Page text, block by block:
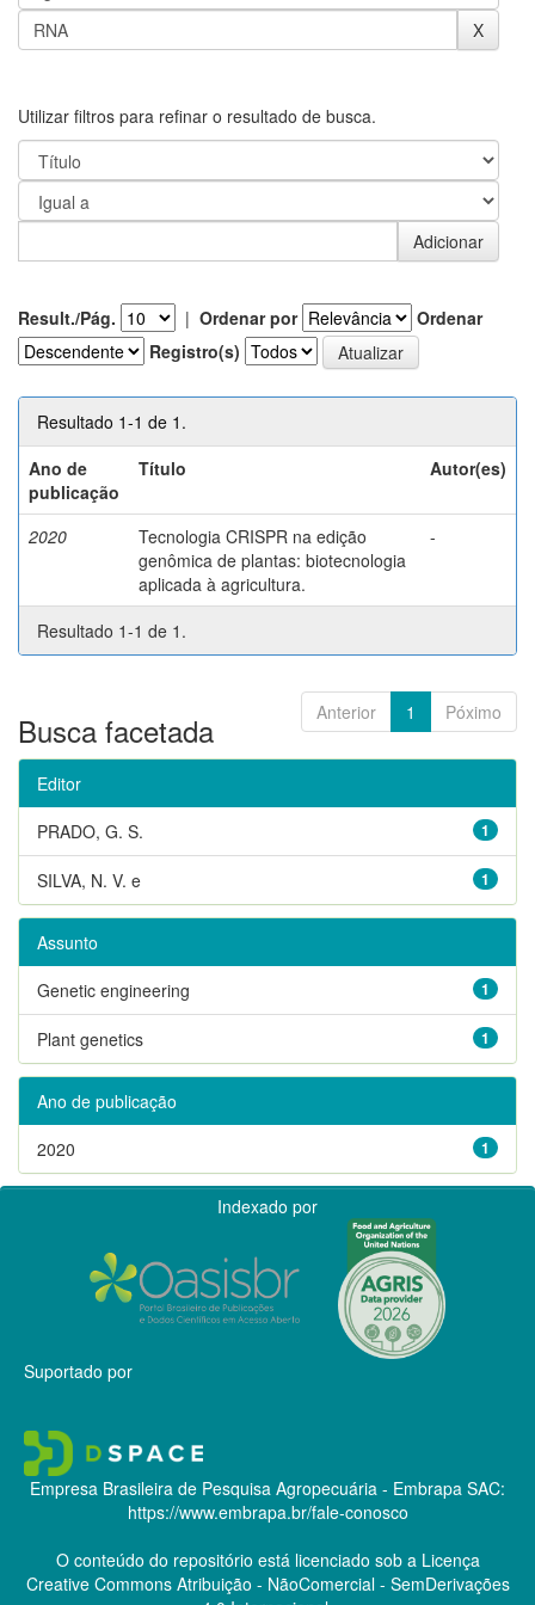
Utilizar filtros para refinar o resultado de busca.
Result./Pág. | Ordenar por
Ordenar
Registro(s)
Resultado 1-1 de 1.
Ano de
publicação
Título Autor(es)
2020
Tecnologia CRISPR na edição
genômica de plantas: biotecnologia
aplicada à agricultura.
-
Resultado 1-1 de 1.
Anterior 1 Póximo
Busca facetada
Editor
1
PRADO, G. S.
1
SILVA, N. V. e
Assunto
1
Genetic engineering
1
Plant genetics
Ano de publicação
1
2020
Indexado por
Suportado por
Empresa Brasileira de Pesquisa Agropecuária - Embrapa SAC:
https://www.embrapa.br/fale-conosco
O conteúdo do repositório está licenciado sob a Licença
Creative CommonsAtribuição - NãoComercial - SemDerivações